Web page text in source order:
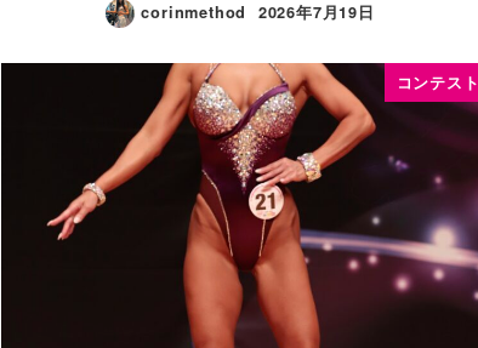
corinmethod 2026年7月19日
コンテスト